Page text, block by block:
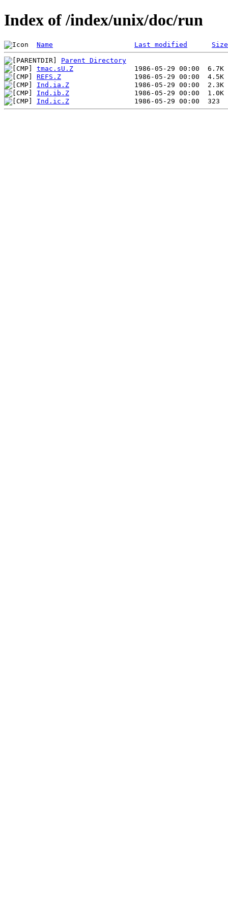
Index of /index/unix/doc/run
Name Last modified Size
Parent Directory
tmac.sU.Z
REFS.Z
Ind.ia.Z
Ind.ib.Z
Ind.ic.Z